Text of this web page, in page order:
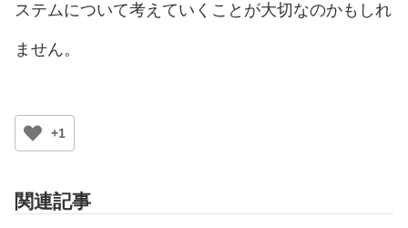
ステムについて考えていくことが大切なのかもしれ
ません。
+1
関連記事